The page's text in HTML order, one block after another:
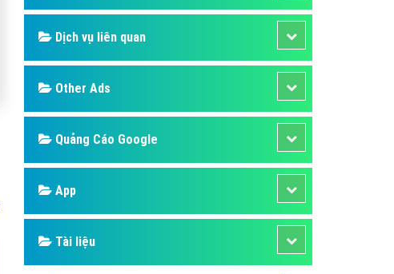
Nghĩa là gì
Phần mềm ứng dụng hay
Dịch vụ liên quan
Other Ads
Quảng Cáo Google
App
Tài liệu